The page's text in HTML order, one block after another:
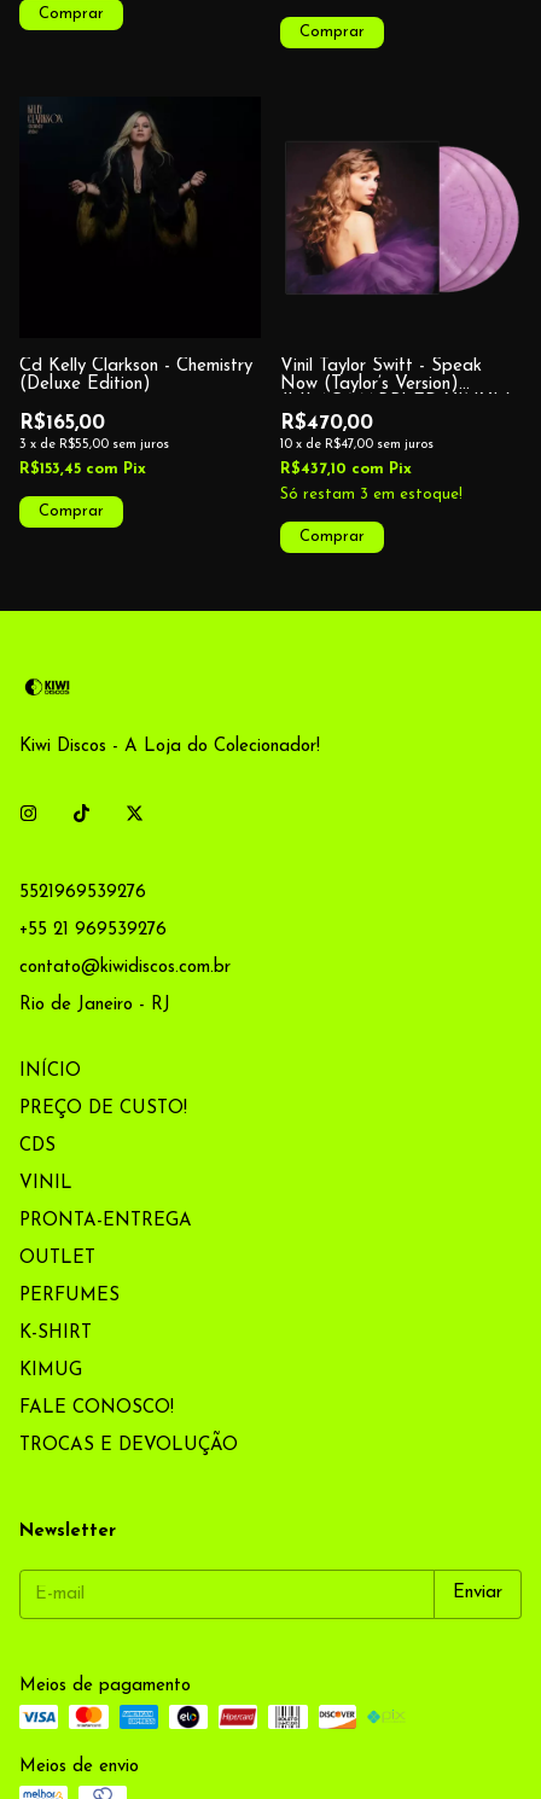
Cd Kelly Clarkson - Chemistry
(Deluxe Edition)
R$165,00
3 x de R$55,00 sem juros
R$153,45 com Pix
Vinil Taylor Swift - Speak
Now (Taylor’s Version)
R$470,00
10 x de R$47,00 sem juros
R$437,10 com Pix
Só restam 3 em estoque!
Kiwi Discos - A Loja do Colecionador!
5521969539276
+55 21 969539276
contato@kiwidiscos.com.br
Rio de Janeiro - RJ
INÍCIO
PREÇO DE CUSTO!
CDS
VINIL
PRONTA-ENTREGA
OUTLET
PERFUMES
K-SHIRT
KIMUG
FALE CONOSCO!
TROCAS E DEVOLUÇÃO
Newsletter
Meios de pagamento
Meios de envio